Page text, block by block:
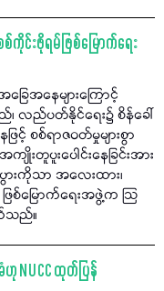
ကိုင်းဖိုရမ်ဖြစ်မြောက်ရေး
ေအနေများကြောင့်
ည်၊ လည်ပတ်နိုင်ရေး၌ စိန်ခေါ်
ြင့် စစ်ရာဇဝတ်မှုများစွာ
တူပူးပေါင်းနေခြင်းအား
းကိုသာ အလေးထား၊
စ်မြောက်ရေးအဖွဲ့က သြ
သည်။
NUCC ထုတ်ပြန်